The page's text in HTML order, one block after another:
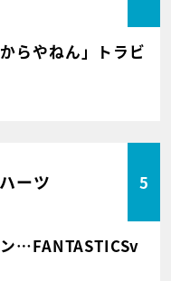
らやねん」トラビ
ーツ 5
ン…FANTASTICSv